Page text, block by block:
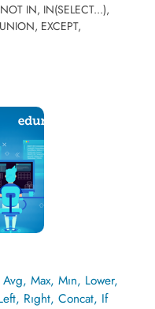
IN, IN(SELECT...),
EXCEPT,
Max, Mın, Lower,
Rıght, Concat, If